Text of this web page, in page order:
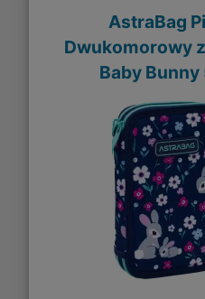
AstraBag
Dwukomorowy
Baby